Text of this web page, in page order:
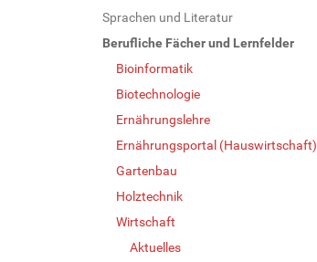
Sprachen und Literatur
Berufliche Fächer und Lernfelder
Bioinformatik
Biotechnologie
Ernährungslehre
Ernährungsportal (Hauswirtschaft)
Gartenbau
Holztechnik
Wirtschaft
Aktuelles